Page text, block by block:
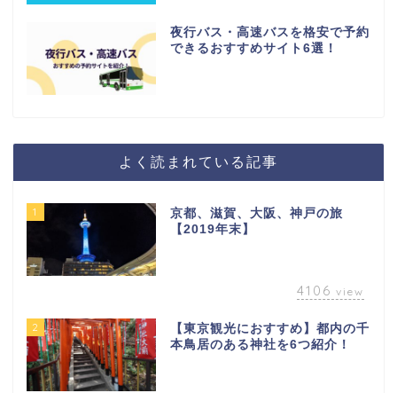
夜行バス・高速バスを格安で予約
できるおすすめサイト6選！
よく読まれている記事
1
京都、滋賀、大阪、神戸の旅
【2019年末】
4106 view
2
【東京観光におすすめ】都内の千
本鳥居のある神社を6つ紹介！